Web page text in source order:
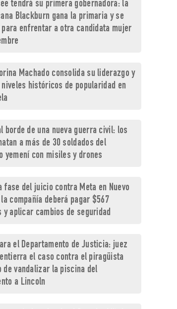
tendrá su primera gobernadora: la
Blackburn gana la primaria y se
para enfrentar a otra candidata mujer
Machado consolida su liderazgo y
históricos de popularidad en
borde de una nueva guerra civil: los
a más de 30 soldados del
yemení con misiles y drones
fase del juicio contra Meta en Nuevo
compañía deberá pagar $567
y aplicar cambios de seguridad
el Departamento de Justicia: juez
el caso contra el piragüista
de vandalizar la piscina del
a Lincoln